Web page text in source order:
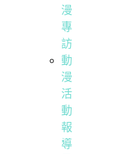
漫
專
訪
動
漫
活
動
報
導